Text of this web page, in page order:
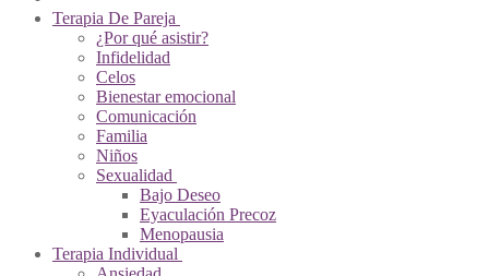
Terapia De Pareja
¿Por qué asistir?
Infidelidad
Celos
Bienestar emocional
Comunicación
Familia
Niños
Sexualidad
Bajo Deseo
Eyaculación Precoz
Menopausia
Terapia Individual